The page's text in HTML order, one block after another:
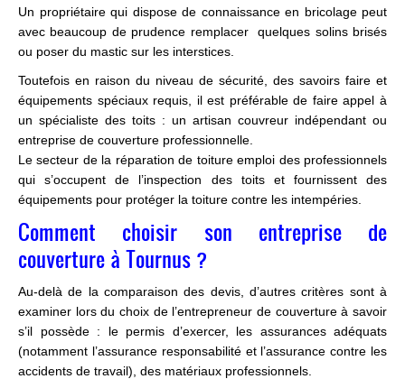
Un propriétaire qui dispose de connaissance en bricolage peut
avec beaucoup de prudence remplacer quelques solins brisés
ou poser du mastic sur les interstices.
Toutefois en raison du niveau de sécurité, des savoirs faire et
équipements spéciaux requis, il est préférable de faire appel à
un spécialiste des toits : un artisan couvreur indépendant ou
entreprise de couverture professionnelle.
Le secteur de la réparation de toiture emploi des professionnels
qui s’occupent de l’inspection des toits et fournissent des
équipements pour protéger la toiture contre les intempéries.
Comment choisir son entreprise de
couverture à Tournus ?
Au-delà de la comparaison des devis, d’autres critères sont à
examiner lors du choix de l’entrepreneur de couverture à savoir
s’il possède : le permis d’exercer, les assurances adéquats
(notamment l’assurance responsabilité et l’assurance contre les
accidents de travail), des matériaux professionnels.